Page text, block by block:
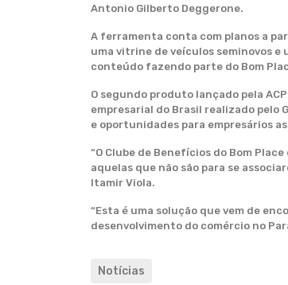
Antonio Gilberto Deggerone.
A ferramenta conta com planos a
uma vitrine de veículos seminovos e
conteúdo fazendo parte do Bom
O segundo produto lançado pela
empresarial do Brasil realizado pelo
e oportunidades para empresários
“O Clube de Benefícios do Bom
aquelas que não são para se
Itamir Viola.
“Esta é uma solução que vem de
desenvolvimento do comércio no
Notícias